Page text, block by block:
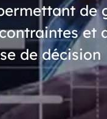
de
et
de décision